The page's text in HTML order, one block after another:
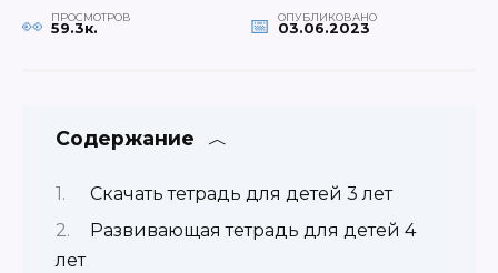
ПРОСМОТРОВ
59.3к.
ОПУБЛИКОВАНО
03.06.2023
Содержание
Скачать тетрадь для детей 3 лет
Развивающая тетрадь для детей 4
лет